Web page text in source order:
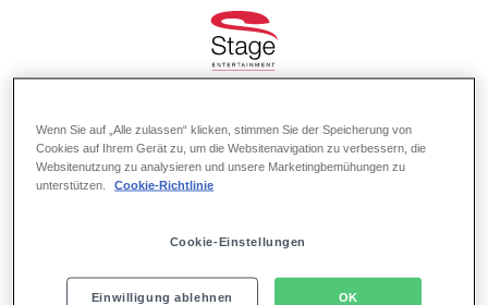
doormat
navigation
Musicals in Hamburg
Musicals in Stuttgart
Wenn Sie auf „Alle zulassen“ klicken, stimmen Sie der Speicherung von
Cookies auf Ihrem Gerät zu, um die Websitenavigation zu verbessern, die
Websitenutzung zu analysieren und unsere Marketingbemühungen zu
unterstützen.
Cookie-Richtlinie
Cookie-Einstellungen
Einwilligung ablehnen OK